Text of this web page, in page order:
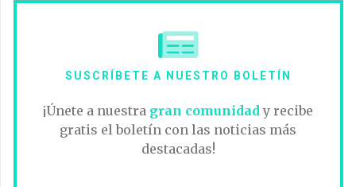
SUSCRÍBETE A NUESTRO BOLETÍN
¡Únete a nuestra gran comunidady recibe
gratis el boletín con las noticias más
destacadas!